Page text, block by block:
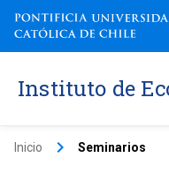
Instituto de
Inicio keyboard_arrow_right Seminarios